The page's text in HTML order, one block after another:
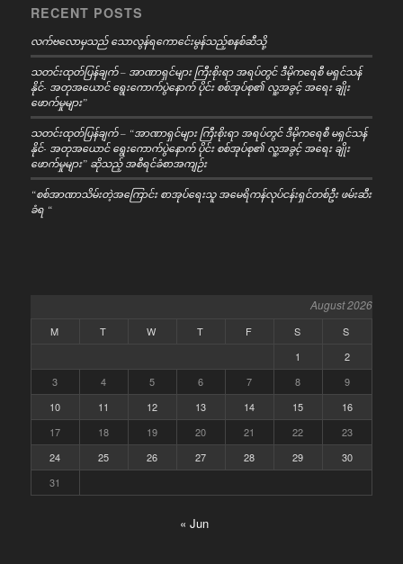
RECENT POSTS
လက်ဗလောမှသည် သောလွန်ရကောင်ေးမွန်သည့်စနစ်ဆီသို့
သတင်းထုတ်ပြန်ချက် – အာဏာရှင်များ ကြီးစိုးရာ အရပ်တွင် ဒီမိုကရေစီ မရှင်သန်
နိုင်- အတုအယောင် ရွေးကောက်ပွဲနောက် ပိုင်း စစ်အုပ်စု၏ လူ့အခွင့် အရေး ချိုး
ဖောက်မှုများ”
သတင်းထုတ်ပြန်ချက် – “အာဏာရှင်များ ကြီးစိုးရာ အရပ်တွင် ဒီမိုကရေစီ မရှင်သန်
နိုင်- အတုအယောင် ရွေးကောက်ပွဲနောက် ပိုင်း စစ်အုပ်စု၏ လူ့အခွင့် အရေး ချိုး
ဖောက်မှုများ” ဆိုသည့် အစီရင်ခံစာအကျဉ်း
“စစ်အာဏာသိမ်းတဲ့အကြောင်း စာအုပ်ရေးသူ အမေရိကန်လုပ်ငန်းရှင်တစ်ဦး ဖမ်းဆီး
ခံရ “
August 2026
M T W T F S
S
1
2
3
4 5 6 7 8
9
10
11 12 13 14 15
16
17
18 19 20 21 22
23
24
25 26 27 28 29
30
31
« Jun